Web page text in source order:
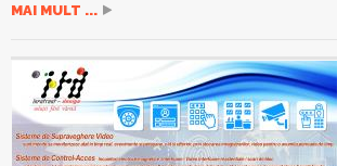
MAI MULT ...